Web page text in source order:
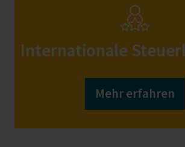
Internationale
Mehr erfahren